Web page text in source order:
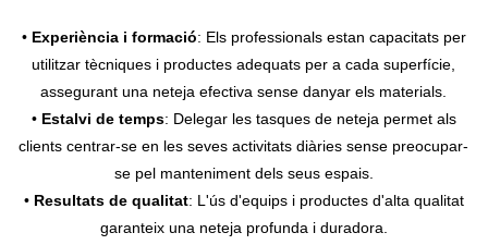
• Experiència i formació: Els professionals estan capacitats per
utilitzar tècniques i productes adequats per a cada superfície,
assegurant una neteja efectiva sense danyar els materials.
• Estalvi de temps: Delegar les tasques de neteja permet als
clients centrar-se en les seves activitats diàries sense preocupar-
se pel manteniment dels seus espais.
• Resultats de qualitat: L'ús d'equips i productes d'alta qualitat
garanteix una neteja profunda i duradora.